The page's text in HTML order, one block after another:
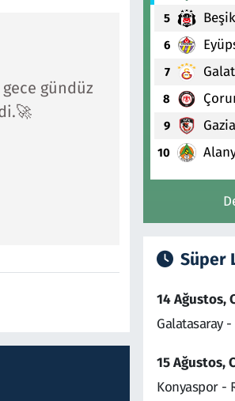
gece gündüz
5
6
7
8
9
10
Süper
14 Ağustos,
Galatasaray
15 Ağustos,
Konyaspor -